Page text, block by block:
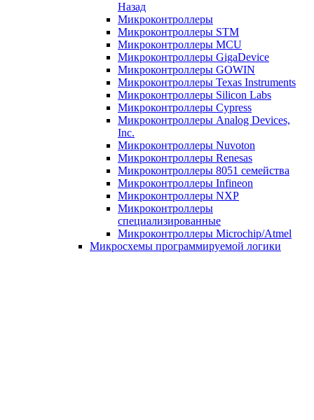
Назад
Микроконтроллеры
Микроконтроллеры STM
Микроконтроллеры MCU
Микроконтроллеры GigaDevice
Микроконтроллеры GOWIN
Микроконтроллеры Texas Instruments
Микроконтроллеры Silicon Labs
Микроконтроллеры Cypress
Микроконтроллеры Analog Devices,
Inc.
Микроконтроллеры Nuvoton
Микроконтроллеры Renesas
Микроконтроллеры 8051 семейства
Микроконтроллеры Infineon
Микроконтроллеры NXP
Микроконтроллеры
специализированные
Микроконтроллеры Microchip/Atmel
Микросхемы программируемой логики